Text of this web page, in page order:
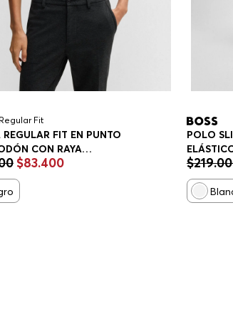
Fit
REGULAR FIT EN PUNTO
CON RAYA
HOMBRE
$83.400
POLO
POLO
$219.